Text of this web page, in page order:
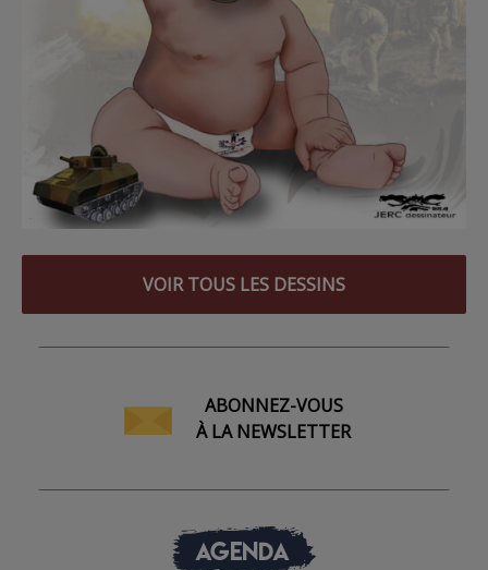
VOIR TOUS LES DESSINS
ABONNEZ-VOUS
À LA NEWSLETTER
AGENDA